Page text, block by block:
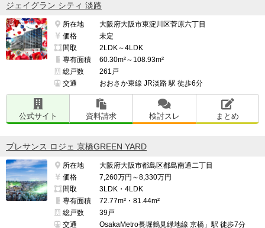
ジェイグラン シティ 淡路
所在地
大阪府大阪市東淀川区菅原六丁目
価格
未定
間取
2LDK～4LDK
専有面積
60.30m²～108.93m²
総戸数
261戸
交通
おおさか東線 JR淡路 駅 徒歩6分
公式サイト 資料請求 検討スレ まとめ
プレサンス ロジェ 京橋GREEN YARD
所在地
大阪府大阪市都島区都島南通二丁目
価格
7,260万円～8,330万円
間取
3LDK・4LDK
専有面積
72.77m²・81.44m²
総戸数
39戸
交通
OsakaMetro長堀鶴見緑地線 京橋」駅 徒歩7分